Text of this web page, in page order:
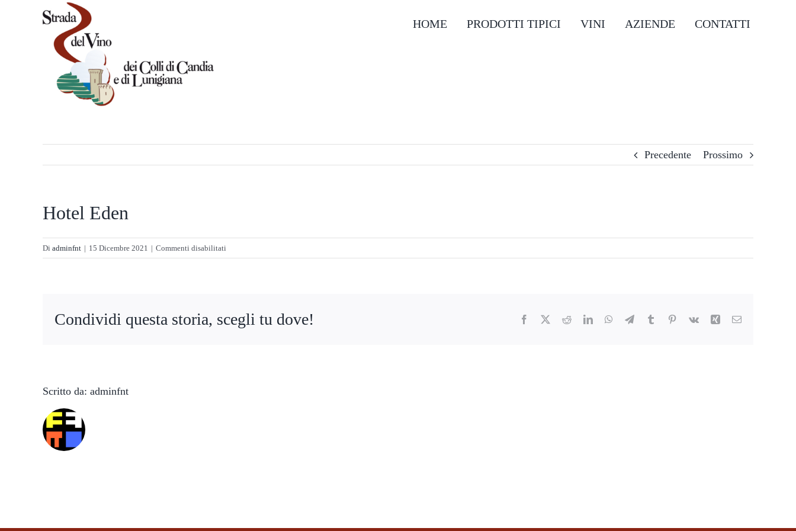
HOME PRODOTTI TIPICI VINI AZIENDE CONTATTI
Precedente Prossimo
Hotel Eden
Di adminfnt | 15 Dicembre 2021 | Commenti disabilitati
Hotel
Condividi questa storia, scegli tu dove! Facebook RedditLinkedInWhatsApp
TelegramTumblr Pinterest
Vk Xing Email
Scritto da: adminfnt